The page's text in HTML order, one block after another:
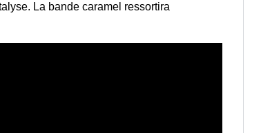
La bande caramel ressortira